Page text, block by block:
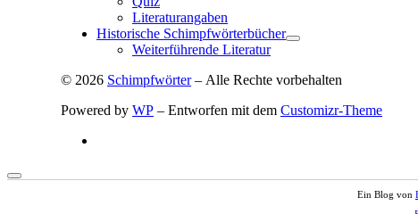
Literaturangaben
Historische Schimpfwörterbücher
Weiterführende Literatur
© 2026 Schimpfwörter– Alle Rechte vorbehalten
Powered by WP – Entworfen mit dem Customizr-Theme
Ein Blog von